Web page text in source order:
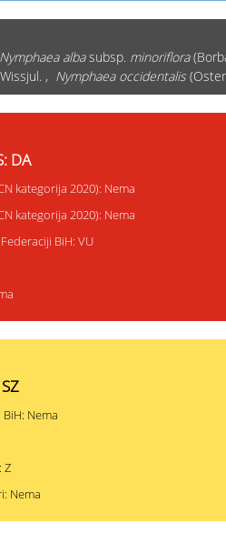
Nymphaea albasubsp. minoriflora
, Nymphaea occidentalis
DA
kategorija 2020): Nema
kategorija 2020): Nema
BiH: VU
Nema
Z
Nema